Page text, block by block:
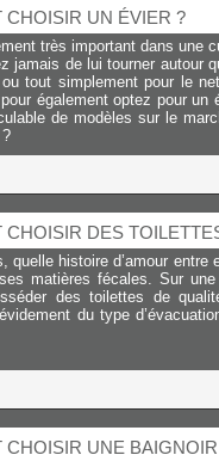
CHOISIR UN ÉVIER ?
très important dans
jamais de lui tourner autour
tout simplement pour le
également optez pour
de modèles sur le
CHOISIR DES
quelle histoire d’amour
matières fécales. Sur
des toilettes de
du type
CHOISIR UNE